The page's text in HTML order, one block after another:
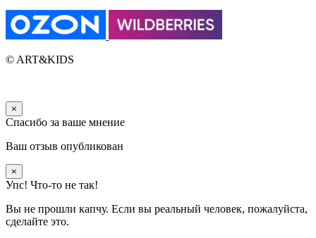
© ART&KIDS
×
Спасибо за ваше мнение
Ваш отзыв опубликован
×
Упс! Что-то не так!
Вы не прошли капчу. Если вы реальный человек, пожалуйста,
сделайте это.